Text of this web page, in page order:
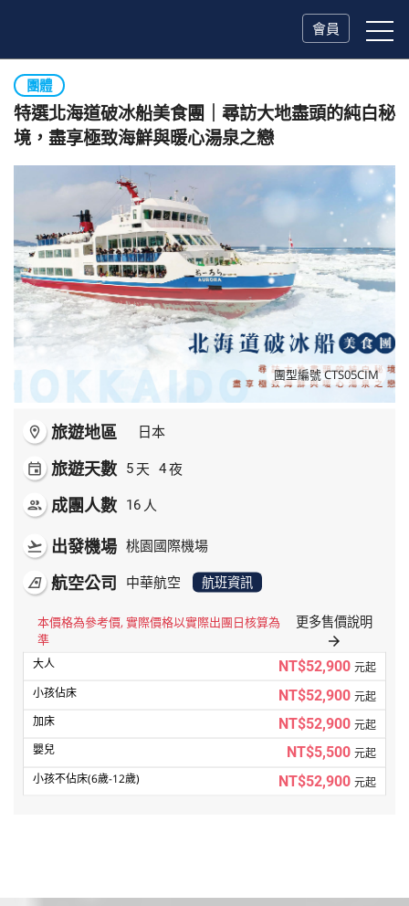
會員
團體
特選北海道破冰船美食團｜尋訪大地盡頭的純白秘
境，盡享極致海鮮與暖心湯泉之戀
團型編號 CTS05CIM
room 旅遊地區 日本
event 旅遊天數 5 天 4夜
people 成團人數 16 人
flight_takeoff 出發機場 桃園國際機場
airlines 航空公司 中華航空 航班資訊
本價格為參考價, 實際價格以實際出團日核算為
準
更多售價說明
arrow_forward
NT$52,900 元起
NT$52,900 元起
NT$52,900 元起
NT$5,500 元起
NT$52,900 元起